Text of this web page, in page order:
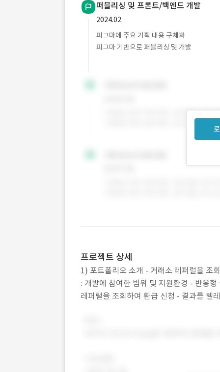
퍼블리싱 및 프론트/백엔드 개발
2024.02.
피그마에 주요 기획 내용 구체화
피그마 기반으로 퍼블리싱 및 개발
프로젝트 상세
1) 포트폴리오 소개 - 거래소 레퍼럴을 조
: 개발에 참여한 범위 및 지원환경 - 반응
레퍼럴을 조회하여 환급 신청 - 결과를 텔